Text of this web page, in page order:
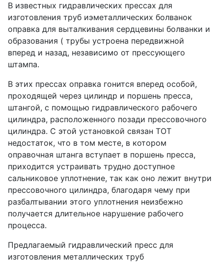
В известных гидравлических прессах для
изготовления труб иэметаллических болванок
оправка для выталкивания сердцевины болванки и
образования ( трубы устроена передвижной
вперед и назад, независимо от прессующего
штампа.
В этих прессах оправка гонится вперед особой,
проходящей через цилиндр и поршень пресса,
штангой, с помощью гидравлического рабочего
цилиндра, расположенного позади прессовочного
цилиндра. С этой установкой связан TOT
недостаток, что в том месте, в котором
оправочная штанга вступает в поршень пресса,
приходится устраивать трудно доступное
сальниковое уплотнение, так как оно лежит внутри
прессовочного цилиндра, благодаря чему при
разбалтывании этого уплотнения неизбежно
получается длительное нарушение рабочего
процесса.
Предлагаемый гидравлический пресс для
изготовления металлических труб